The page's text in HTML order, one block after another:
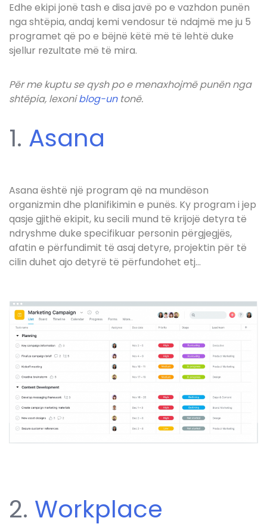
Edhe ekipi jonë tash e disa javë po e vazhdon punën
nga shtëpia, andaj kemi vendosur të ndajmë me ju 5
programet që po e bëjnë këtë më të lehtë duke
sjellur rezultate më të mira.
Për me kuptu se qysh po e menaxhojmë punën nga
shtëpia, lexoniblog-untonë.
1. Asana
Asana është një program që na mundëson
organizmin dhe planifikimin e punës. Ky program i jep
qasje gjithë ekipit, ku secili mund të krijojë detyra të
ndryshme duke specifikuar personin përgjegjës,
afatin e përfundimit të asaj detyre, projektin për të
cilin duhet ajo detyrë të përfundohet etj…
2. Workplace